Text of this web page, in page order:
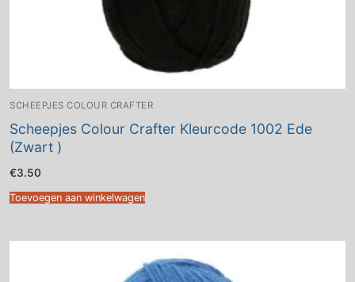
SCHEEPJES COLOUR CRAFTER
Scheepjes Colour Crafter Kleurcode 1002 Ede
(Zwart )
€3.50
Toevoegen aan winkelwagen